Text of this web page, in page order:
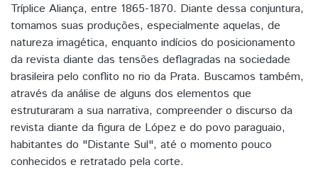
Tríplice Aliança, entre 1865-1870. Diante dessa conjuntura,
tomamos suas produções, especialmente aquelas, de
natureza imagética, enquanto indícios do posicionamento
da revista diante das tensões deflagradas na sociedade
brasileira pelo conflito no rio da Prata. Buscamos também,
através da análise de alguns dos elementos que
estruturaram a sua narrativa, compreender o discurso da
revista diante da figura de López e do povo paraguaio,
habitantes do "Distante Sul", até o momento pouco
conhecidos e retratado pela corte.